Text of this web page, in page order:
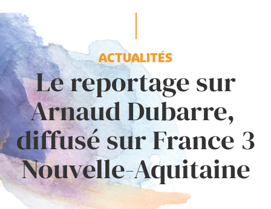
ACTUALITÉS
Le reportage sur
Arnaud Dubarre,
diffusé sur France 3
Nouvelle-Aquitaine